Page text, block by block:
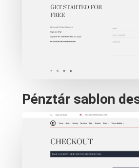
Pénztár sablon